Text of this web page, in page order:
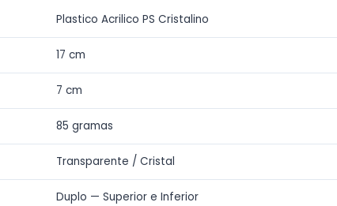
e Utensílios para
e Ferramentas
para Cozinha
e Acessórios
de Culinário
Plastico Acrilico PS Cristalino
17 cm
7 cm
85 gramas
Transparente / Cristal
Duplo — Superior e Inferior